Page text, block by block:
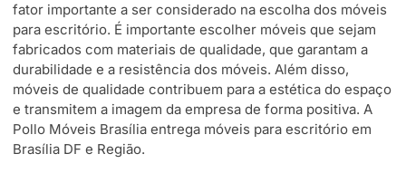
fator importante a ser considerado na escolha dos móveis
para escritório. É importante escolher móveis que sejam
fabricados com materiais de qualidade, que garantam a
durabilidade e a resistência dos móveis. Além disso,
móveis de qualidade contribuem para a estética do espaço
e transmitem a imagem da empresa de forma positiva. A
Pollo Móveis Brasília entrega móveis para escritório em
Brasília DF e Região.